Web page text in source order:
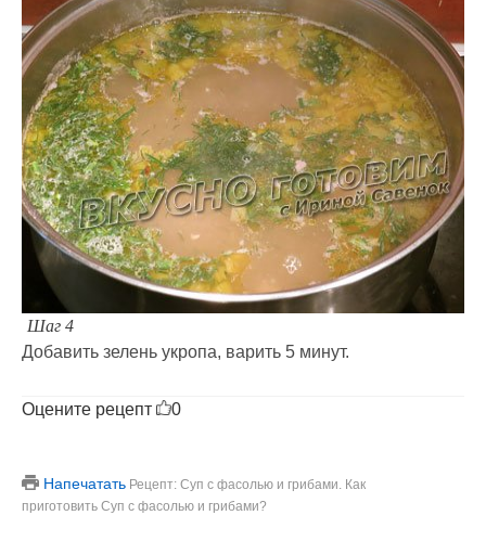
Шаг 4
Добавить зелень укропа, варить 5 минут.
Оцените рецепт 0
Напечатать Рецепт: Суп с фасолью и грибами. Как
приготовить Суп с фасолью и грибами?